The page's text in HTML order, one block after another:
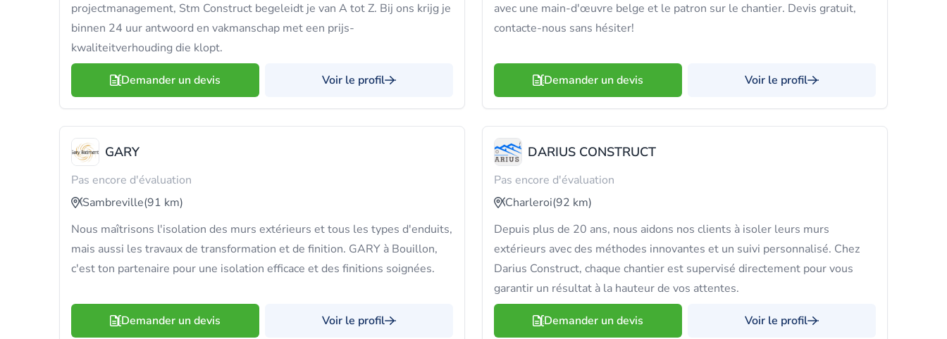
projectmanagement, Stm Construct begeleidt je van A tot Z. Bij ons krijg je
binnen 24 uur antwoord en vakmanschap met een prijs-
kwaliteitverhouding die klopt.
Demander un devis Voir le profil
avec une main-d'œuvre belge et le patron sur le chantier. Devis gratuit,
contacte-nous sans hésiter!
Demander un devis Voir le profil
GARY
Pas encore d'évaluation
Sambreville(91 km)
Nous maîtrisons l'isolation des murs extérieurs et tous les types d'enduits,
mais aussi les travaux de transformation et de finition. GARY à Bouillon,
c'est ton partenaire pour une isolation efficace et des finitions soignées.
Demander un devis Voir le profil
DARIUS CONSTRUCT
Pas encore d'évaluation
Charleroi(92 km)
Depuis plus de 20 ans, nous aidons nos clients à isoler leurs murs
extérieurs avec des méthodes innovantes et un suivi personnalisé. Chez
Darius Construct, chaque chantier est supervisé directement pour vous
garantir un résultat à la hauteur de vos attentes.
Demander un devis Voir le profil